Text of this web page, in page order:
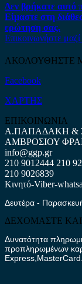
Δεν βρήκατε αυτό
Είμαστε στη
ερώτηση σας.
Επικοινωνήστε
ΑΚΟΛΟΥΘΗΣΤΕ
Facebook
ΧΑΡΤΗΣ
ΕΠΙΚΟΙΝΩΝΙΑ
Α.ΠΑΠΑΔΑΚΗ &
ΑΜΒΡΟΣΙΟΥ
info@ggp.gr
210 9012444 210
210 9026839
Κινητό-Viber-
Δευτέρα -
ΔΕΧΟΜΑΣΤΕ
Δυνατότητα
προπληρωμένων
Express,MasterCard.